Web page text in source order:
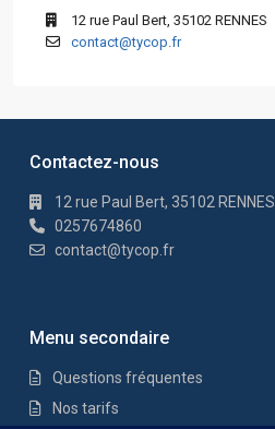
12 rue Paul Bert, 35102 RENNES
contact@tycop.fr
Contactez-nous
12 rue Paul Bert, 35102 RENNES
0257674860
contact@tycop.fr
Menu secondaire
Questions fréquentes
Nos tarifs